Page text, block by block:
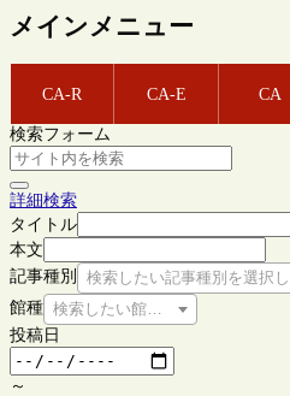
メインメニュー
CA-R CA-E CA
検索フォーム
詳細検索
タイトル
本文
記事種別
検索したい記事種別を選択
館種 検索したい館種を選択してくださ
投稿日
～